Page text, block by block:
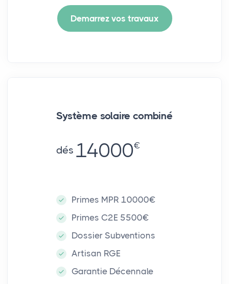
Demarrez vos travaux
Système solaire combiné
dés 14000€
Primes MPR 10000€
Primes C2E 5500€
Dossier Subventions
Artisan RGE
Garantie Décennale